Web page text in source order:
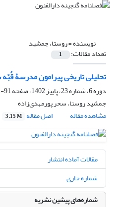
نویسنده =روستا، جمشید
تعداد مقالات: 1
تحلیلی تاریخی پیرامون مدرسۀ
دوره 6، شماره 23، پاییز 1402، صفحه
91-102
جمشید روستا، سحر پورمهدی‌زاده
مشاهده مقاله
اصل مقاله 3.15 M
مقالات آماده انتشار
شماره جاری
شماره‌های پیشین نشریه